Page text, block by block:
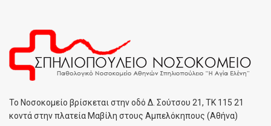
To Noσοκομείο βρίσκεται στην οδό Δ. Σούτσου 21, ΤΚ 115 21
κοντά στην πλατεία Μαβίλη στους Αμπελόκηπους (Αθήνα)